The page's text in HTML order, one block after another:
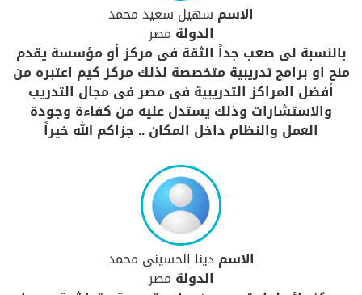
الاسم سهيل سعيد محمد
الدولة مصر
بالنسبة لى صعب جداً الثقة فى مركز أو مؤسسة يقدم
منح او برامج تدريبية متخصصة لذلك مركز كيم اعتبره من
أفضل المراكز التدريبية فى مصر فى مجال التدريب
والاستشارات وذلك يستدل عليه من كفاءة وجودة
العمل والنظام داخل المكان .. جزاكم الله خيراً
الاسمدينا الحسينى محمد
الدولة مصر